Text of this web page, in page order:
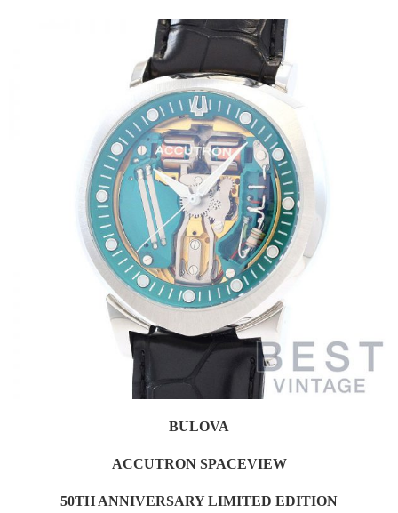
BULOVA
ACCUTRON SPACEVIEW
50TH ANNIVERSARY LIMITED EDITION